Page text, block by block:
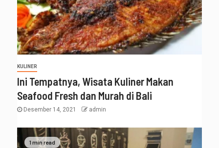
KULINER
Ini Tempatnya, Wisata Kuliner Makan
Seafood Fresh dan Murah di Bali
Desember 14, 2021 admin
1 min read